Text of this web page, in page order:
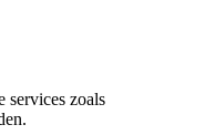
services zoals